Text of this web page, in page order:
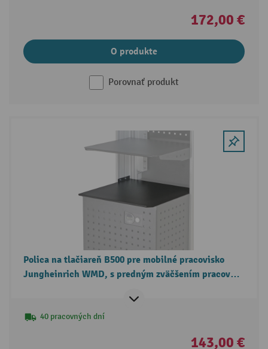
172,00 €
O produkte
Porovnať produkt
Polica na tlačiareň B500 pre mobilné pracovisko
Jungheinrich WMD, s predným zväčšením pracovnej
40 pracovných dní
143,00 €